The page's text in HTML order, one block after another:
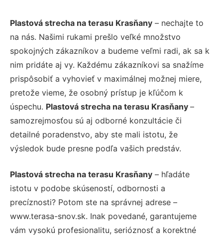
Plastová strecha na terasu Krasňany – nechajte to
na nás. Našimi rukami prešlo veľké množstvo
spokojných zákazníkov a budeme veľmi radi, ak sa k
nim pridáte aj vy. Každému zákazníkovi sa snažíme
prispôsobiť a vyhovieť v maximálnej možnej miere,
pretože vieme, že osobný prístup je kľúčom k
úspechu. Plastová strecha na terasu Krasňany –
samozrejmosťou sú aj odborné konzultácie či
detailné poradenstvo, aby ste mali istotu, že
výsledok bude presne podľa vašich predstáv.
Plastová strecha na terasu Krasňany – hľadáte
istotu v podobe skúseností, odbornosti a
precíznosti? Potom ste na správnej adrese –
www.terasa-snov.sk. Inak povedané, garantujeme
vám vysokú profesionalitu, serióznosť a korektné